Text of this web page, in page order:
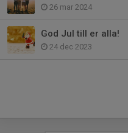
26 mar 2024
God Jul till er alla!
24 dec 2023